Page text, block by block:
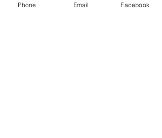
Phone Email Facebook